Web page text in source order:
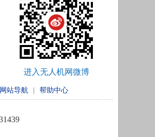
进入无人机网微博
网站导航 | 帮助中心